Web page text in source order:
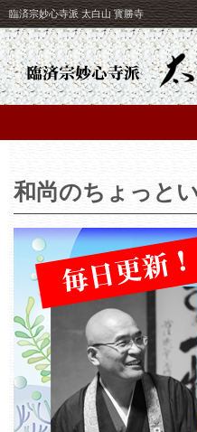
臨済宗妙心寺派 太白山 寳勝寺
和尚のちょっと